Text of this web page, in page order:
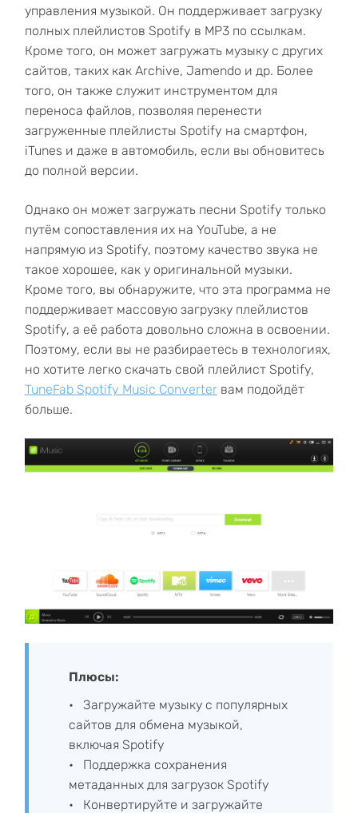
управления музыкой. Он поддерживает загрузку
полных плейлистов Spotify в MP3 по ссылкам.
Кроме того, он может загружать музыку с других
сайтов, таких как Archive, Jamendo и др. Более
того, он также служит инструментом для
переноса файлов, позволяя перенести
загруженные плейлисты Spotify на смартфон,
iTunes и даже в автомобиль, если вы обновитесь
до полной версии.
Однако он может загружать песни Spotify только
путём сопоставления их на YouTube, а не
напрямую из Spotify, поэтому качество звука не
такое хорошее, как у оригинальной музыки.
Кроме того, вы обнаружите, что эта программа не
поддерживает массовую загрузку плейлистов
Spotify, а её работа довольно сложна в освоении.
Поэтому, если вы не разбираетесь в технологиях,
но хотите легко скачать свой плейлист Spotify,
TuneFab Spotify Music Converterвам подойдёт
больше.
Плюсы:
Загружайте музыку с популярных
сайтов для обмена музыкой,
включая Spotify
Поддержка сохранения
метаданных для загрузок Spotify
Конвертируйте и загружайте